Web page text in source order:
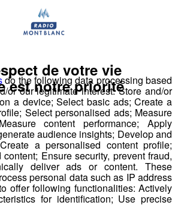
borini.com/recrutement
!
la Minute Emploi du
do the following data processing based
or our legitimate interest: Store and/or
a device; Select basic ads; Create a
Select personalised ads; Measure
content performance; Apply
audience insights; Develop and
a personalised content profile;
Ensure security, prevent fraud,
deliver ads or content. These
personal data such as IP address
offer following functionalities: Actively
for identification; Use precise
de votre vie
est notre priorité